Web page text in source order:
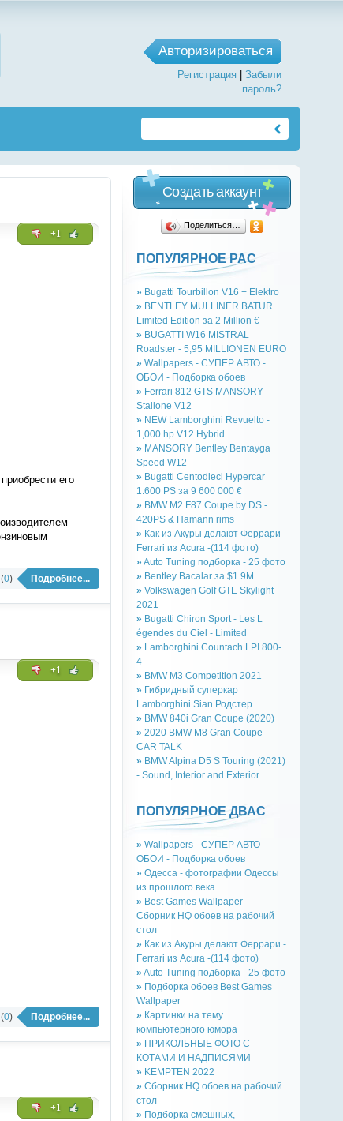
Авторизироваться
Регистрация |Забыли
пароль?
+1
его
Подробнее...
0)
+1
Подробнее...
0)
+1
Создать аккаунт
Поделиться…
ПОПУЛЯРНОЕ РАС
» Bugatti Tourbillon V16 + Elektro
» BENTLEY MULLINER BATUR
Limited Edition за 2 Million €
» BUGATTI W16 MISTRAL
Roadster - 5,95 MILLIONEN EURO
» Wallpapers - СУПЕР АВТО -
ОБОИ - Подборка обоев
» Ferrari 812 GTS MANSORY
Stallone V12
» NEW Lamborghini Revuelto -
1,000 hp V12 Hybrid
» MANSORY Bentley Bentayga
Speed W12
» Bugatti Centodieci Hypercar
1.600 PS за 9 600 000 €
» BMW M2 F87 Coupe by DS -
420PS & Hamann rims
» Как из Акуры делают Феррари -
Ferrari из Acura -(114 фото)
» Auto Tuning подборка - 25 фото
» Bentley Bacalar за $1.9M
» Volkswagen Golf GTE Skylight
2021
» Bugatti Chiron Sport - Les L
égendes du Ciel - Limited
» Lamborghini Countach LPI 800-
4
» BMW M3 Competition 2021
» Гибридный суперкар
Lamborghini Sian Родстер
» BMW 840i Gran Coupe (2020)
» 2020 BMW M8 Gran Coupe -
CAR TALK
» BMW Alpina D5 S Touring (2021)
- Sound, Interior and Exterior
ПОПУЛЯРНОЕ ДВАС
» Wallpapers - СУПЕР АВТО -
ОБОИ - Подборка обоев
» Одесса - фотографии Одессы
из прошлого века
» Best Games Wallpaper -
Сборник HQ обоев на рабочий
стол
» Как из Акуры делают Феррари -
Ferrari из Acura -(114 фото)
» Auto Tuning подборка - 25 фото
» Подборка обоев Best Games
Wallpaper
» Картинки на тему
компьютерного юмора
» ПРИКОЛЬНЫЕ ФОТО С
КОТАМИ И НАДПИСЯМИ
» KEMPTEN 2022
» Сборник HQ обоев на рабочий
стол
» Подборка смешных,